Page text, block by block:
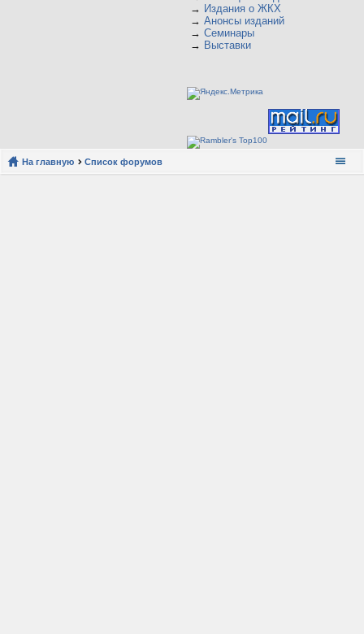
→ Издания о ЖКХ
→ Анонсы изданий
→ Семинары
→ Выставки
На главную Список форумов